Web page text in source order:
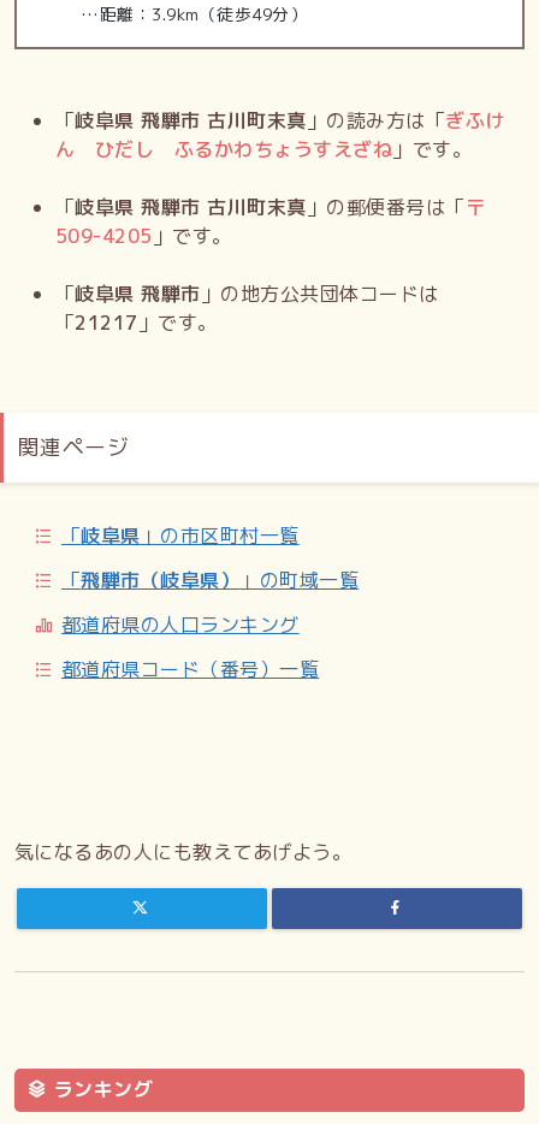
…距離：3.9km（徒歩49分）
「岐阜県 飛騨市 古川町末真 」の読み方は「ぎふけ
ん ひだし ふるかわちょうすえざね 」です。
「岐阜県 飛騨市 古川町末真 」の郵便番号は「〒
509-4205 」です。
「岐阜県 飛騨市 」の地方公共団体コードは
「21217 」です。
関連ページ
「岐阜県 」の市区町村一覧
「飛騨市（岐阜県）
」の町域一覧
都道府県の人口ランキング
都道府県コード（番号）一覧
気になるあの人にも教えてあげよう。
ランキング